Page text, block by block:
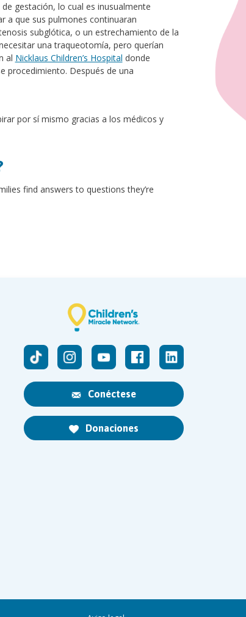
gestación, lo cual es inusualmente
a que sus pulmones continuaran
subglótica, o un estrechamiento de la
una traqueotomía, pero querían
al Nicklaus Children’s Hospital donde
procedimiento. Después de una
por sí mismo gracias a los médicos y
find answers to questions they’re
Conéctese
Donaciones